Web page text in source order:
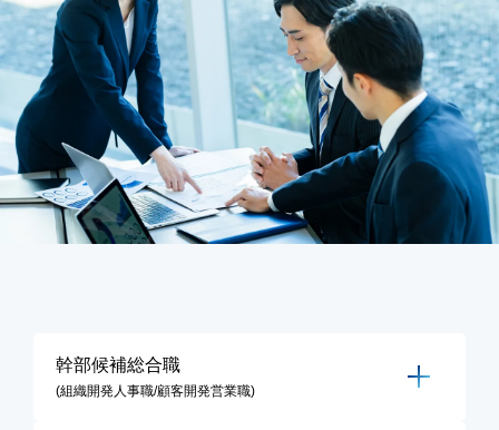
幹部候補総合職
(組織開発人事職/顧客開発営業職)